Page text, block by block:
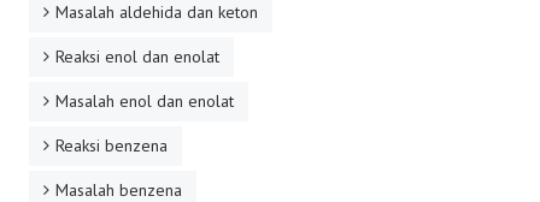
Masalah aldehida dan keton
Reaksi enol dan enolat
Masalah enol dan enolat
Reaksi benzena
Masalah benzena